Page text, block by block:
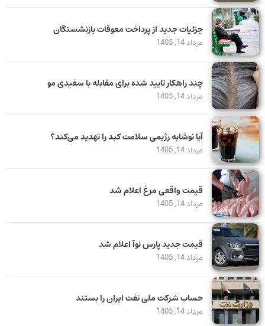
جزئیات جدید از پرداخت معوقات بازنشستگان
مرداد 14, 1405
چند راهکار تایید شده برای مقابله با سفیدی مو
مرداد 14, 1405
آیا نوشابه رژیمی سلامت کبد را تهدید می‌کند؟
مرداد 14, 1405
قیمت واقعی مرغ اعلام شد
مرداد 14, 1405
قیمت جدید پارس نوآ اعلام شد
مرداد 14, 1405
حساب‌ شرکت ملی نفت ایران را بستند
مرداد 14, 1405